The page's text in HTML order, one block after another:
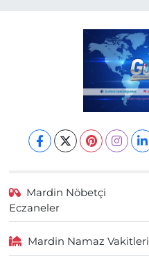
Mardin Nöbetçi
Eczaneler
Mardin Namaz Vakitleri